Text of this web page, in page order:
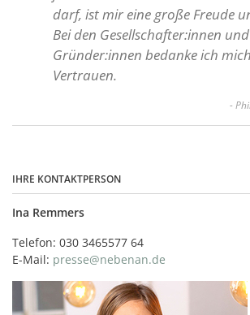
darf, ist mir eine große Freude
Bei den Gesellschafter:innen und
Gründer:innen bedanke ich
Vertrauen.
-
IHRE KONTAKTPERSON
Ina Remmers
Telefon: 030 3465577 64
E-Mail: presse@nebenan.de